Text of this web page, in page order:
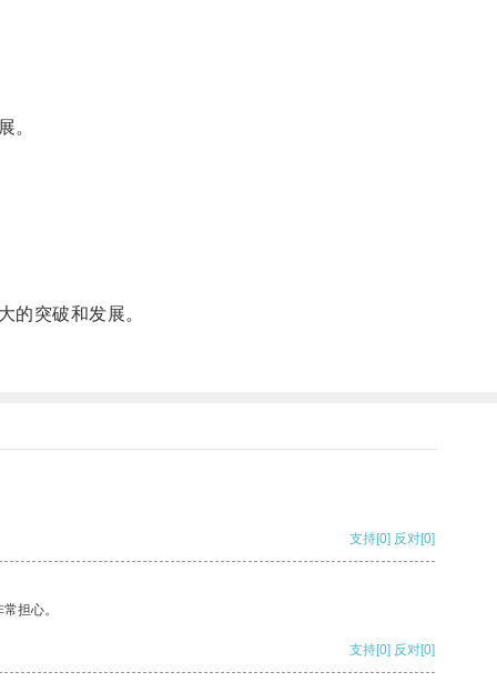
。
突破和发展。
支持[0] 反对[0]
担心。
支持[0] 反对[0]